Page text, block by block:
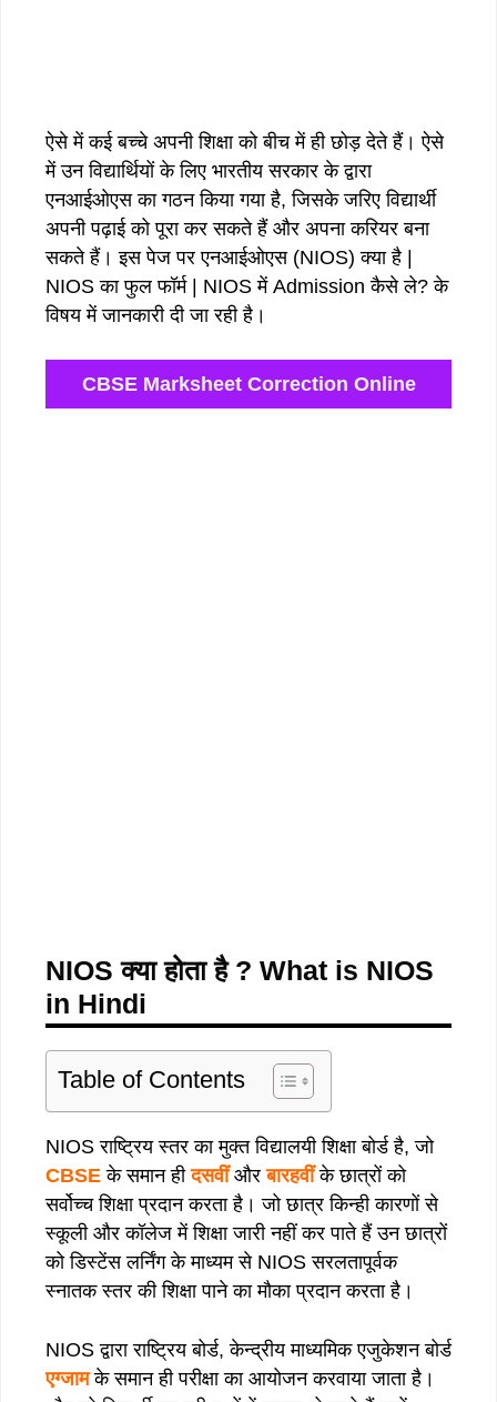
ऐसे में कई बच्चे अपनी शिक्षा को बीच में ही छोड़ देते हैं। ऐसे
में उन विद्यार्थियों के लिए भारतीय सरकार के द्वारा
एनआईओएस का गठन किया गया है, जिसके जरिए विद्यार्थी
अपनी पढ़ाई को पूरा कर सकते हैं और अपना करियर बना
सकते हैं। इस पेज पर एनआईओएस (NIOS) क्या है |
NIOS का फुल फॉर्म | NIOS में Admission कैसे ले? के
विषय में जानकारी दी जा रही है।
CBSE Marksheet Correction Online
NIOS क्या होता है ? What is NIOS
in Hindi
Table of Contents
NIOS राष्ट्रिय स्तर का मुक्त विद्यालयी शिक्षा बोर्ड है, जो
CBSE के समान हीदसवींऔरबारहवींके छात्रों को
सर्वोच्च शिक्षा प्रदान करता है। जो छात्र किन्ही कारणों से
स्कूली और कॉलेज में शिक्षा जारी नहीं कर पाते हैं उन छात्रों
को डिस्टेंस लर्निंग के माध्यम से NIOS सरलतापूर्वक
स्नातक स्तर की शिक्षा पाने का मौका प्रदान करता है।
NIOS द्वारा राष्ट्रिय बोर्ड, केन्द्रीय माध्यमिक एजुकेशन बोर्ड
एग्जामके समान ही परीक्षा का आयोजन करवाया जाता है।